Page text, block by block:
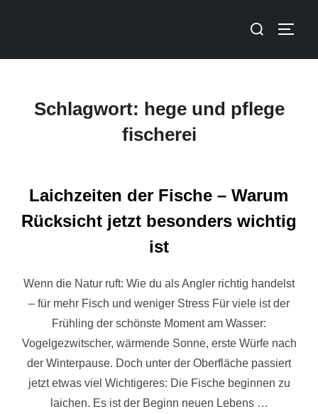
Schlagwort: hege und pflege
fischerei
Laichzeiten der Fische – Warum
Rücksicht jetzt besonders wichtig
ist
Wenn die Natur ruft: Wie du als Angler richtig handelst
– für mehr Fisch und weniger Stress Für viele ist der
Frühling der schönste Moment am Wasser:
Vogelgezwitscher, wärmende Sonne, erste Würfe nach
der Winterpause. Doch unter der Oberfläche passiert
jetzt etwas viel Wichtigeres: Die Fische beginnen zu
laichen. Es ist der Beginn neuen Lebens …